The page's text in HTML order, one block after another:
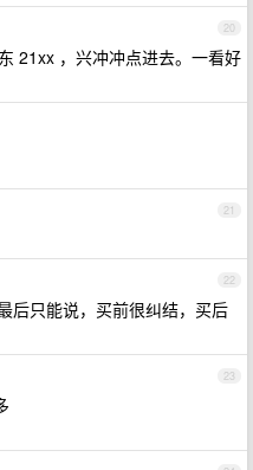
20
21xx ，兴冲冲点进去。一看好
21
22
后只能说，买前很纠结，买后
23